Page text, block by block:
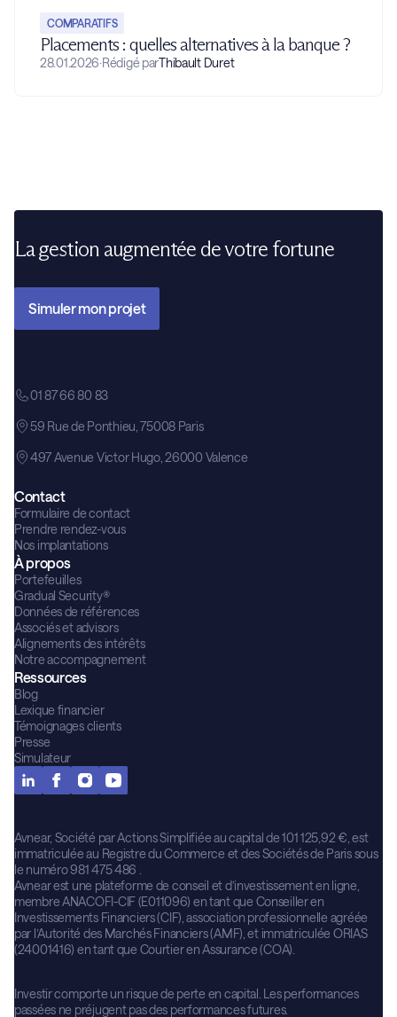
COMPARATIFS
Placements : quelles alternatives à la banque ?
28.01.2026·Rédigé parThibault Duret
La gestion augmentée de votre fortune
Simuler mon projet
01 87 66 80 83
59 Rue de Ponthieu, 75008 Paris
497 Avenue Victor Hugo, 26000 Valence
Contact
Formulaire de contact
Prendre rendez-vous
Nos implantations
À propos
Portefeuilles
Gradual Security®
Données de références
Associés et advisors
Alignements des intérêts
Notre accompagnement
Ressources
Blog
Lexique financier
Témoignages clients
Presse
Simulateur
Avnear, Société par Actions Simplifiée au capital de 101 125,92 €, est
immatriculée au Registre du Commerce et des Sociétés de Paris sous
le numéro 981 475 486 .
Avnear est une plateforme de conseil et d’investissement en ligne,
membre ANACOFI-CIF (E011096) en tant que Conseiller en
Investissements Financiers (CIF), association professionnelle agréée
par l’Autorité des Marchés Financiers (AMF), et immatriculée ORIAS
(24001416) en tant que Courtier en Assurance (COA).
Investir comporte un risque de perte en capital. Les performances
passées ne préjugent pas des performances futures.